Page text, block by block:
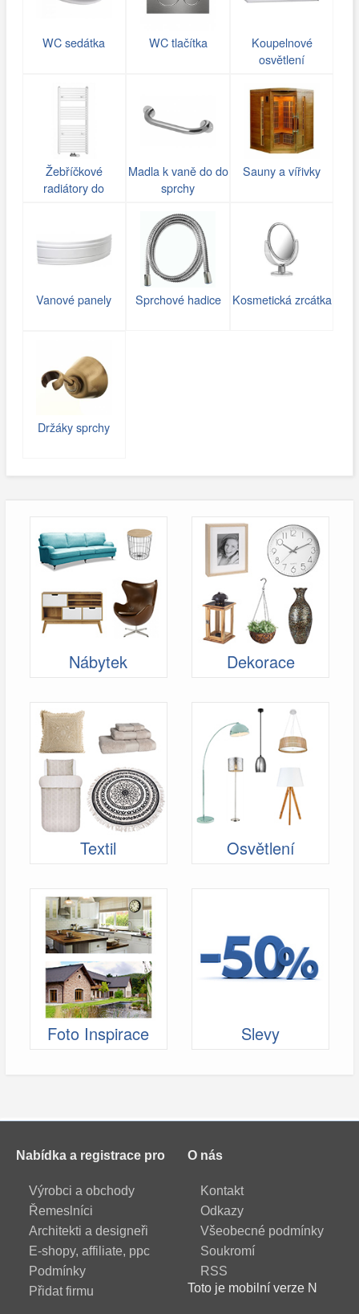
WC sedátka WC tlačítka
Koupelnové
osvětlení
Žebříčkové
radiátory do
Madla k vaně do do
sprchy
Sauny a vířivky
Vanové panely Sprchové hadice Kosmetická zrcátka
Držáky sprchy
Nábytek Dekorace
Textil Osvětlení
Foto Inspirace Slevy
Nabídka a registrace pro
Výrobci a obchody
Řemeslníci
Architekti a designeři
E-shopy, affiliate, ppc
Podmínky
Přidat firmu
O nás
Kontakt
Odkazy
Všeobecné podmínky
Soukromí
RSS
Toto je mobilní verze N